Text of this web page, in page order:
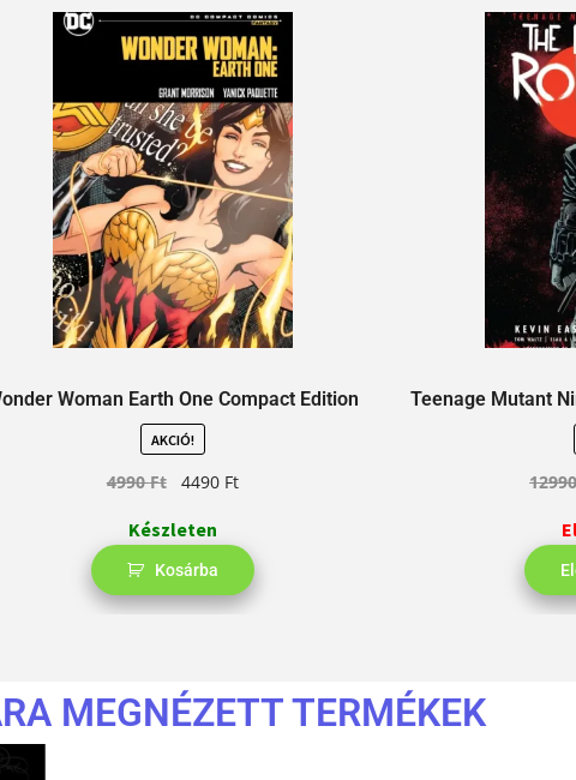
Woman Earth One Compact Edition
AKCIÓ!
4990Ft 4490 Ft
Készleten
Kosárba
Teenage Mutant
MEGNÉZETT TERMÉKEK